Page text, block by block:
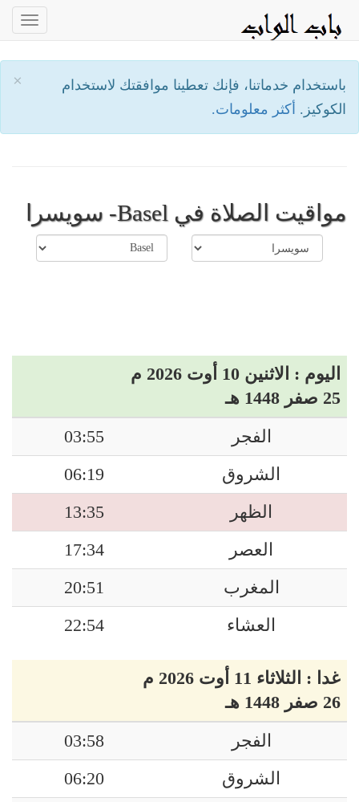
×
باستخدام خدماتنا، فإنك تعطينا موافقتك لاستخدام
الكوكيز. أكثر معلومات.
مواقيت الصلاة في Basel- سويسرا
اليوم : الاثنين 10 أوت 2026 م
25 صفر 1448 هـ
الفجر
03:55
الشروق
06:19
الظهر
13:35
العصر
17:34
المغرب
20:51
العشاء
22:54
غدا : الثلاثاء 11 أوت 2026 م
26 صفر 1448 هـ
الفجر
03:58
الشروق
06:20